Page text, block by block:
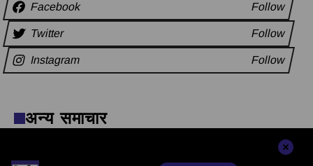
Facebook Follow
Twitter Follow
Instagram Follow
अन्य समाचार